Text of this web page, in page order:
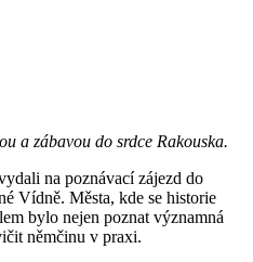
a zábavou do srdce Rakouska.
na poznávací zájezd do
Vídně. Města, kde se historie
bylo nejen poznat významná
němčinu v praxi.